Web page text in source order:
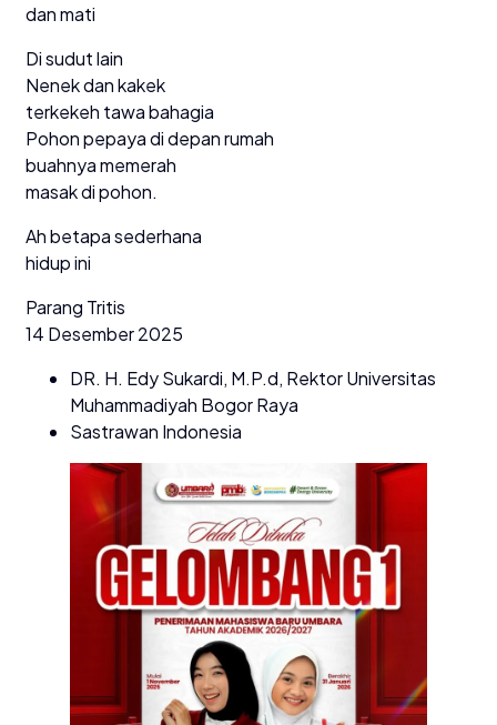
dan mati
Di sudut lain
Nenek dan kakek
terkekeh tawa bahagia
Pohon pepaya di depan rumah
buahnya memerah
masak di pohon.
Ah betapa sederhana
hidup ini
Parang Tritis
14 Desember 2025
DR. H. Edy Sukardi, M.P.d, Rektor Universitas
Muhammadiyah Bogor Raya
Sastrawan Indonesia